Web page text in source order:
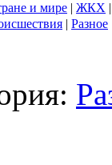
и мире | ЖКХ
| Разное